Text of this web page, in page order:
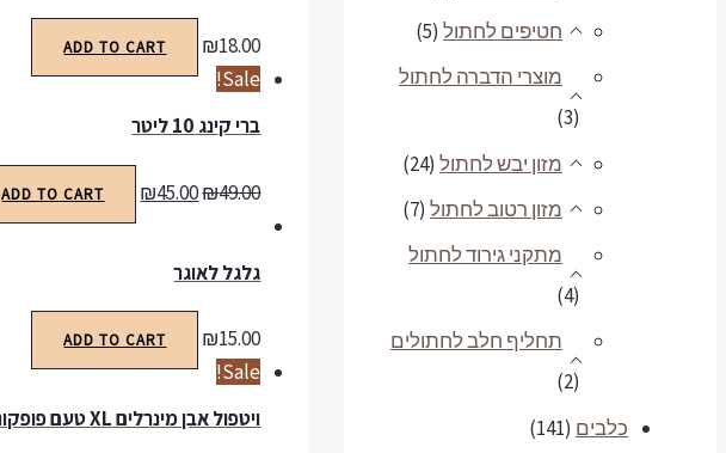
חטיפים לחתול (5)
מוצרי הדברה לחתול
(3)
מזון יבש לחתול (24)
מזון רטוב לחתול (7)
מתקני גירוד לחתול
(4)
תחליף חלב לחתולים
(2)
כלבים (141)
₪18.00
ADD TO CART
Sale!
ברי קינג 10 ליטר
₪49.00
₪45.00
ADD TO CART
גלגל לאוגר
₪15.00
ADD TO CART
Sale!
ויטפול אבן מינרלים XL טעם פופקורן